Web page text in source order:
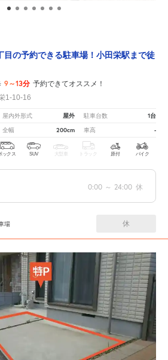
目の予約できる駐車場！小田栄駅まで徒
9～13分 予約できてオススメ！
1-10-16
屋内外形式 屋外 駐車台数 1台
全幅 200cm 車高 -
ックス SUV 大型車 トラック 原付 バイク
0:00 ～ 24:00 休
場 休